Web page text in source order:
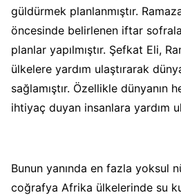
güldürmek planlanmıştır.
öncesinde belirlenen iftar
planlar yapılmıştır. Şefkat Eli,
ülkelere yardım ulaştırarak
sağlamıştır. Özellikle dünyanın
ihtiyaç duyan insanlara yardım
Bunun yanında en fazla yoksul
coğrafya Afrika ülkelerinde su